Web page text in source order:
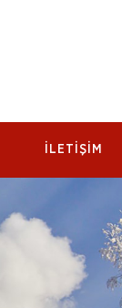
İLETİŞİM